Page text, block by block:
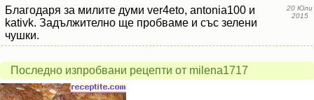
Благодаря за милите думи ver4eto, antonia100 и
kativk. Задължително ще пробваме и със зелени
чушки.
20 Юли
2015
Последно изпробвани рецепти от milena1717